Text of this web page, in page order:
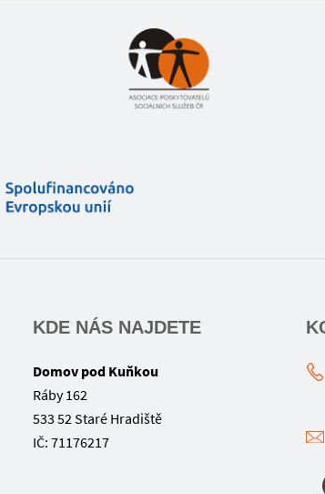
KDE NÁS NAJDETE
Domov pod Kuňkou
Ráby 162
533 52 Staré Hradiště
IČ: 71176217